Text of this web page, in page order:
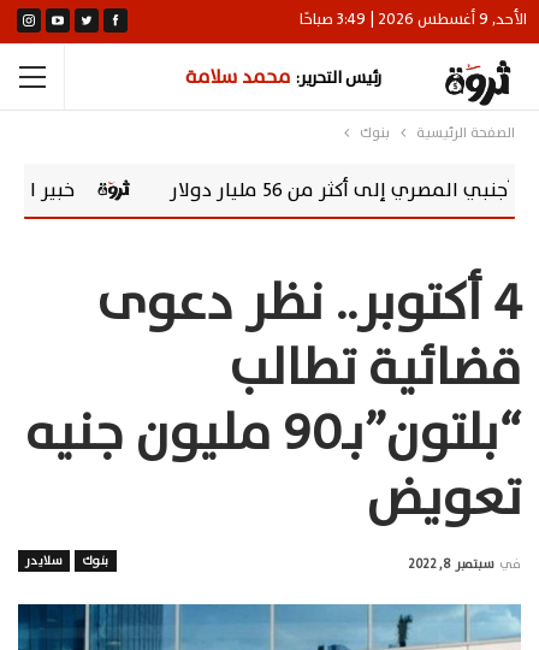
الأحد, 9 أغسطس 2026 | 3:49 صباحًا
رئيس التحرير: محمد سلامة
الصفحة الرئيسية بنوك
من 56 مليار دولار خبير اقتصادي:
4 أكتوبر.. نظر دعوى
قضائية تطالب
“بلتون”بـ90 مليون جنيه
تعويض
بنوك سلايدر في سبتمبر 8, 2022